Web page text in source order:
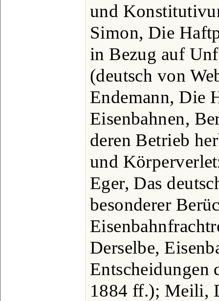
und
Simon, Die
in Bezug auf
(deutsch von
Endemann, Die
Eisenbahnen,
deren Betrieb
und
Eger, Das
besonderer
Derselbe,
Entscheidungen
1884 ff.); Meili,